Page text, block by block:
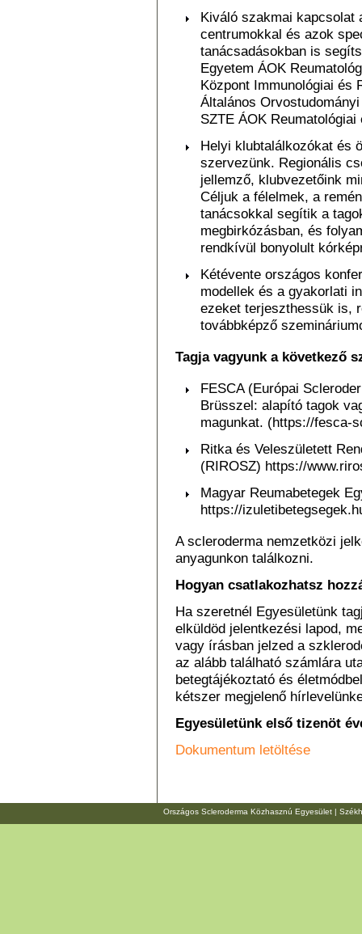
Kiváló szakmai kapcsolat
centrumokkal és azok
tanácsadásokban is
Egyetem ÁOK
Központ Immunológiai és
Általános
SZTE ÁOK
Helyi klubtalálkozókat és
szervezünk. Regionális
jellemző, klubvezetőink
Céljuk a félelmek, a
tanácsokkal segítik a
megbirkózásban, és
rendkívül bonyolult
Kétévente országos
modellek és a gyakorlati
ezeket terjeszthessük is,
továbbképző
Tagja vagyunk a következő
FESCA (Európai
Brüsszel: alapító tagok
magunkat. (https://fesca-
Ritka és Veleszületett
(RIROSZ) https://
Magyar Reumabetegek
https://
A scleroderma nemzetközi
anyagunkon találkozni.
Hogyan csatlakozhatsz
Ha szeretnél Egyesületünk
elküldöd jelentkezési lapod,
vagy írásban jelzed a
az alább található számlára
betegtájékoztató és
kétszer megjelenő
Egyesületünk első tizenöt
Dokumentum letöltése
Országos Scleroderma Közhasznú Egyesület |